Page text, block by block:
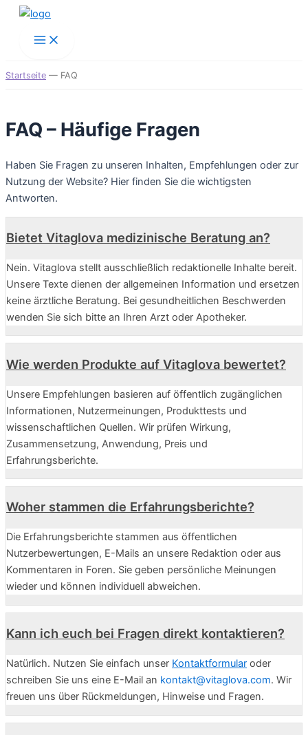
Zum
springen
Main
Menu
Startseite — FAQ
FAQ – Häufige Fragen
Haben Sie Fragen zu unseren Inhalten, Empfehlungen oder zur
Nutzung der Website? Hier finden Sie die wichtigsten
Antworten.
Bietet Vitaglova medizinische Beratung an?
Nein. Vitaglova stellt ausschließlich redaktionelle Inhalte bereit.
Unsere Texte dienen der allgemeinen Information und ersetzen
keine ärztliche Beratung. Bei gesundheitlichen Beschwerden
wenden Sie sich bitte an Ihren Arzt oder Apotheker.
Wie werden Produkte auf Vitaglova bewertet?
Unsere Empfehlungen basieren auf öffentlich zugänglichen
Informationen, Nutzermeinungen, Produkttests und
wissenschaftlichen Quellen. Wir prüfen Wirkung,
Zusammensetzung, Anwendung, Preis und
Erfahrungsberichte.
Woher stammen die Erfahrungsberichte?
Die Erfahrungsberichte stammen aus öffentlichen
Nutzerbewertungen, E-Mails an unsere Redaktion oder aus
Kommentaren in Foren. Sie geben persönliche Meinungen
wieder und können individuell abweichen.
Kann ich euch bei Fragen direkt kontaktieren?
Natürlich. Nutzen Sie einfach unser Kontaktformular oder
schreiben Sie uns eine E-Mail an kontakt@vitaglova.com. Wir
freuen uns über Rückmeldungen, Hinweise und Fragen.